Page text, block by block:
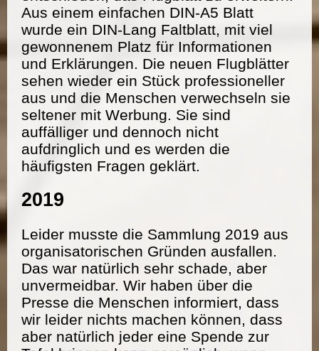
Aus einem einfachen DIN-A5 Blatt
wurde ein DIN-Lang Faltblatt, mit viel
gewonnenem Platz für Informationen
und Erklärungen. Die neuen Flugblätter
sehen wieder ein Stück professioneller
aus und die Menschen verwechseln sie
seltener mit Werbung. Sie sind
auffälliger und dennoch nicht
aufdringlich und es werden die
häufigsten Fragen geklärt.
2019
Leider musste die Sammlung 2019 aus
organisatorischen Gründen ausfallen.
Das war natürlich sehr schade, aber
unvermeidbar. Wir haben über die
Presse die Menschen informiert, dass
wir leider nichts machen können, dass
aber natürlich jeder eine Spende zur